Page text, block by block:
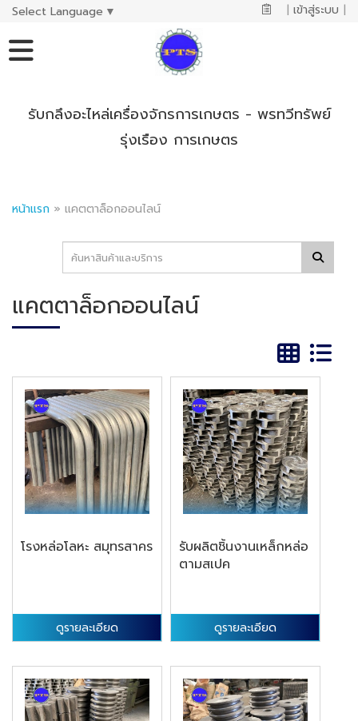
Select Language ▼ | เข้าสู่ระบบ |
รับกลึงอะไหล่เครื่องจักรการเกษตร - พรทวีทรัพย์
รุ่งเรือง การเกษตร
หน้าแรก » แคตตาล็อกออนไลน์
แคตตาล็อกออนไลน์
โรงหล่อโลหะ สมุทรสาคร
ดูรายละเอียด
รับผลิตชิ้นงานเหล็กหล่อ
ตามสเปค
ดูรายละเอียด